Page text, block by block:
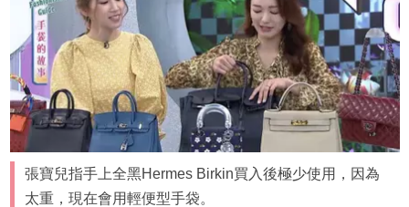
張寶兒指手上全黑Hermes Birkin買入後極少使用，因為
太重，現在會用輕便型手袋。